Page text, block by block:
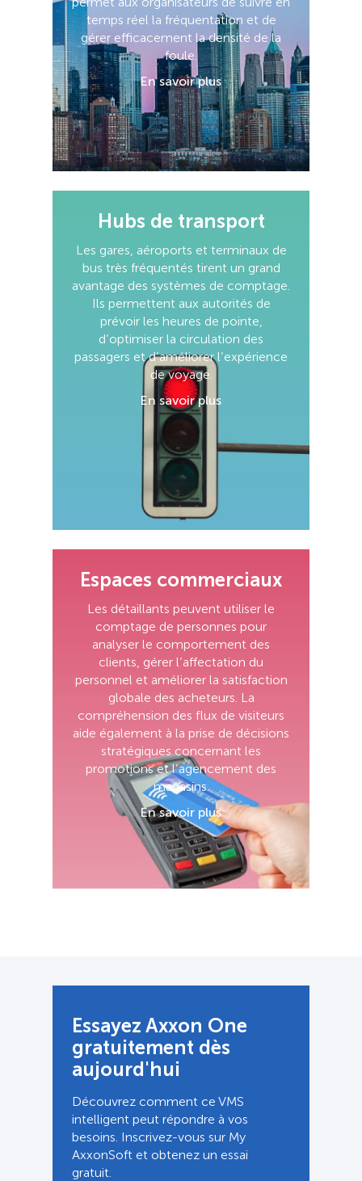
temps réel la fréquentation et de
gérer efficacement la densité de la
foule.
En savoir plus
Hubs de transport
Les gares, aéroports et terminaux de
bus très fréquentés tirent un grand
avantage des systèmes de comptage.
Ils permettent aux autorités de
prévoir les heures de pointe,
d’optimiser la circulation des
passagers et d’améliorer l’expérience
de voyage.
En savoir plus
Espaces commerciaux
Les détaillants peuvent utiliser le
comptage de personnes pour
analyser le comportement des
clients, gérer l’affectation du
personnel et améliorer la satisfaction
globale des acheteurs. La
compréhension des flux de visiteurs
aide également à la prise de décisions
stratégiques concernant les
promotions et l’agencement des
magasins.
En savoir plus
Essayez Axxon One
gratuitement dès
aujourd'hui
Découvrez comment ce VMS
intelligent peut répondre à vos
besoins. Inscrivez-vous sur My
AxxonSoft et obtenez un essai
gratuit.